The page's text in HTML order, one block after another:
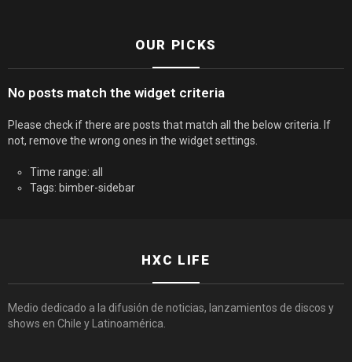
OUR PICKS
No posts match the widget criteria
Please check if there are posts that match all the below criteria. If
not, remove the wrong ones in the widget settings.
Time range: all
Tags: bimber-sidebar
HXC LIFE
Medio dedicado a la difusión de noticias, lanzamientos de discos y
shows en Chile y Latinoamérica.